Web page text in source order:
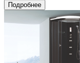
Подробнее